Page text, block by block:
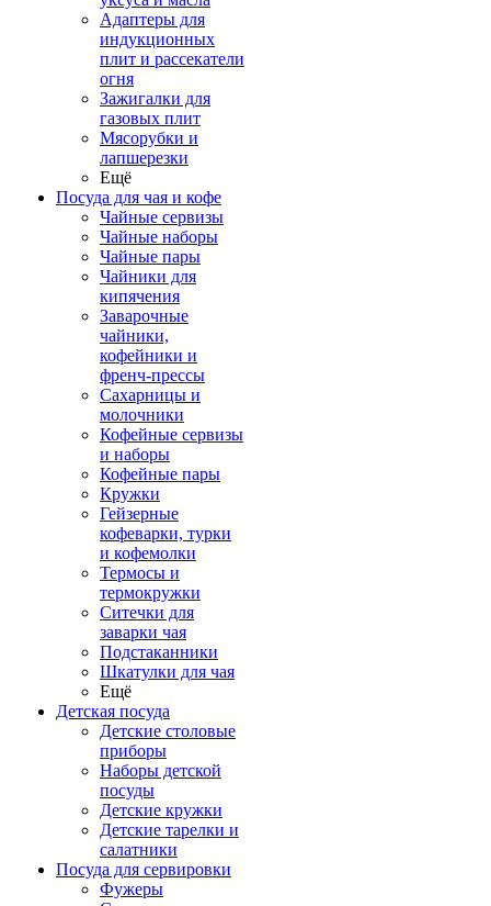
Адаптеры для
индукционных
плит и рассекатели
огня
Зажигалки для
газовых плит
Мясорубки и
лапшерезки
Ещё
Посуда для чая и кофе
Чайные сервизы
Чайные наборы
Чайные пары
Чайники для
кипячения
Заварочные
чайники,
кофейники и
френч-прессы
Сахарницы и
молочники
Кофейные сервизы
и наборы
Кофейные пары
Кружки
Гейзерные
кофеварки, турки
и кофемолки
Термосы и
термокружки
Ситечки для
заварки чая
Подстаканники
Шкатулки для чая
Ещё
Детская посуда
Детские столовые
приборы
Наборы детской
посуды
Детские кружки
Детские тарелки и
салатники
Посуда для сервировки
Фужеры